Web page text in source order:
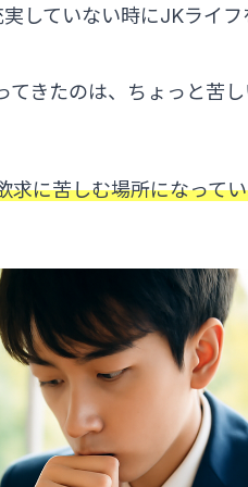
していない時にJKライ
きたのは、ちょっと苦
求に苦しむ場所になって